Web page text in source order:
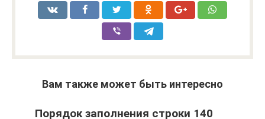
Вам также может быть интересно
Порядок заполнения строки 140